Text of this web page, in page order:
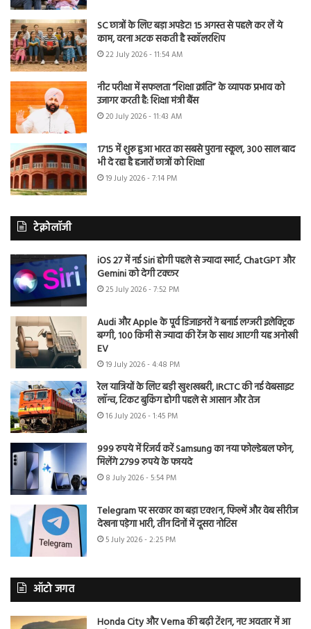
SC छात्रों के लिए बड़ा अपडेट! 15 अगस्त से पहले कर लें ये
काम, वरना अटक सकती है स्कॉलरशिप
22 July 2026 - 11:54 AM
नीट परीक्षा में सफलता “शिक्षा क्रांति” के व्यापक प्रभाव को
उजागर करती है: शिक्षा मंत्री बैंस
20 July 2026 - 11:43 AM
1715 में शुरू हुआ भारत का सबसे पुराना स्कूल, 300 साल बाद
भी दे रहा है हजारों छात्रों को शिक्षा
19 July 2026 - 7:14 PM
टेक्नोलॉजी
iOS 27 में नई Siri होगी पहले से ज्यादा स्मार्ट, ChatGPT और
Gemini को देगी टक्कर
25 July 2026 - 7:52 PM
Audi और Apple के पूर्व डिजाइनरों ने बनाई लग्जरी इलेक्ट्रिक
बग्गी, 100 किमी से ज्यादा की रेंज के साथ आएगी यह अनोखी
EV
19 July 2026 - 4:48 PM
रेल यात्रियों के लिए बड़ी खुशखबरी, IRCTC की नई वेबसाइट
लॉन्च, टिकट बुकिंग होगी पहले से आसान और तेज
16 July 2026 - 1:45 PM
999 रुपये में रिजर्व करें Samsung का नया फोल्डेबल फोन,
मिलेंगे 2799 रुपये के फायदे
8 July 2026 - 5:54 PM
Telegram पर सरकार का बड़ा एक्शन, फिल्में और वेब सीरीज
देखना पड़ेगा भारी, तीन दिनों में दूसरा नोटिस
5 July 2026 - 2:25 PM
ऑटो जगत
Honda City और Verna की बढ़ी टेंशन, नए अवतार में आ